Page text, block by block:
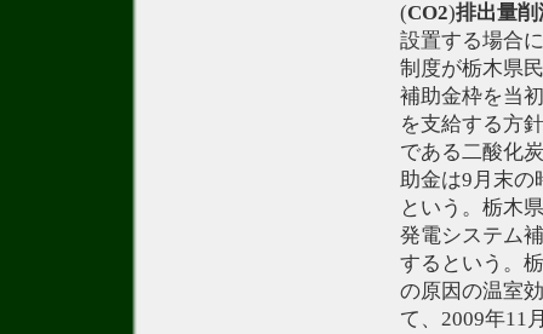
(CO2)排出量削
設置する場合
制度が栃木県
補助金枠を当
を支給する方
である二酸化
助金は9月末の
という。栃木
発電システム
するという。
の原因の温室
て、2009年11